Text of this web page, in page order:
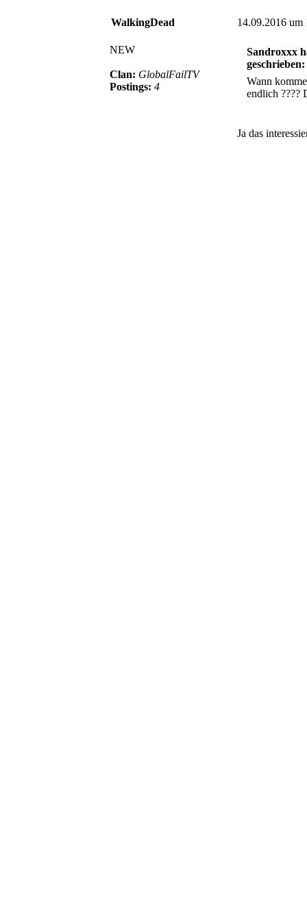
WalkingDead 14.09.2016 um
NEW
Clan: GlobalFailTV
Postings: 4
Sandroxxx
geschrieben:
Wann
endlich ????
Ja das